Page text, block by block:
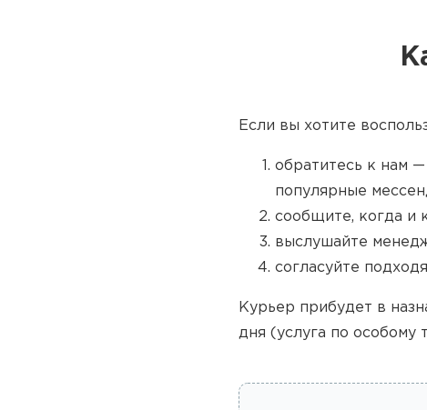
Если вы хотите
обратитесь к нам
популярные
сообщите, когда и
выслушайте
согласуйте
Курьер прибудет в
дня (услуга по особому